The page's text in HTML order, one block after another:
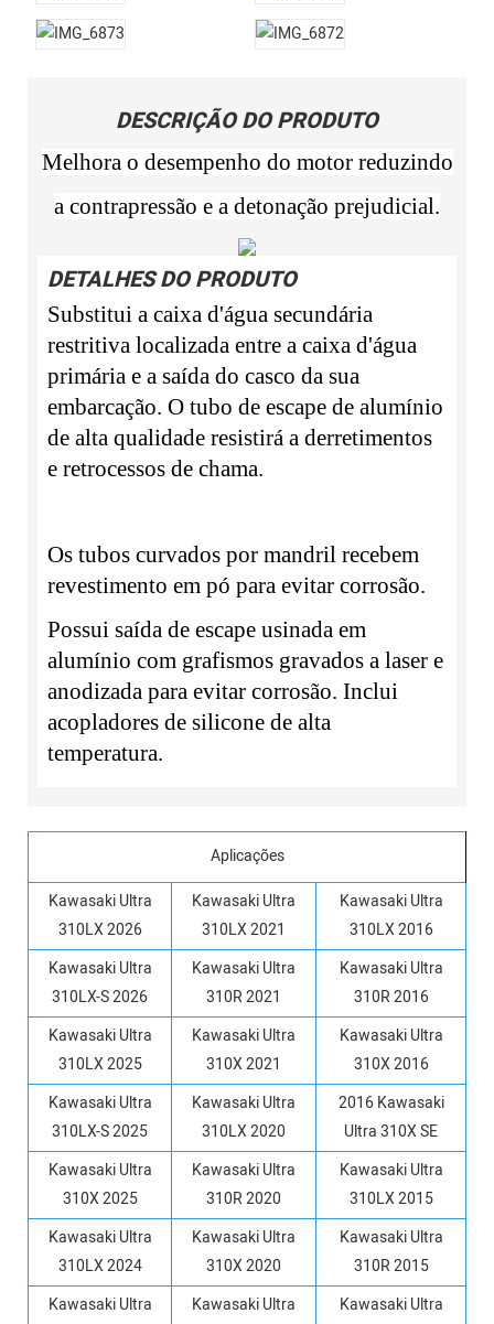
DESCRIÇÃO DO PRODUTO
Melhora o desempenho do motor reduzindo
a contrapressão e a detonação prejudicial.
DETALHES DO PRODUTO
Substitui a caixa d'água secundária
restritiva localizada entre a caixa d'água
primária e a saída do casco da sua
embarcação. O tubo de escape de alumínio
de alta qualidade resistirá a derretimentos
e retrocessos de chama.
Os tubos curvados por mandril recebem
revestimento em pó para evitar corrosão.
Possui saída de escape usinada em
alumínio com grafismos gravados a laser e
anodizada para evitar corrosão. Inclui
acopladores de silicone de alta
temperatura.
Aplicações
Kawasaki Ultra
310LX 2026
Kawasaki Ultra
310LX 2021
Kawasaki Ultra
310LX 2016
Kawasaki Ultra
310LX-S 2026
Kawasaki Ultra
310R 2021
Kawasaki Ultra
310R 2016
Kawasaki Ultra
310LX 2025
Kawasaki Ultra
310X 2021
Kawasaki Ultra
310X 2016
Kawasaki Ultra
310LX-S 2025
Kawasaki Ultra
310LX 2020
2016 Kawasaki
Ultra 310X SE
Kawasaki Ultra
310X 2025
Kawasaki Ultra
310R 2020
Kawasaki Ultra
310LX 2015
Kawasaki Ultra
310LX 2024
Kawasaki Ultra
310X 2020
Kawasaki Ultra
310R 2015
Kawasaki Ultra
Kawasaki Ultra
Kawasaki Ultra